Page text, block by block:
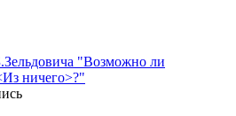
"Возможно ли
ничего>?"